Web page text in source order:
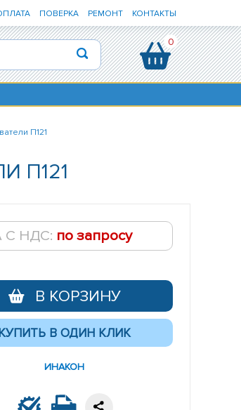
ПОВЕРКА РЕМОНТ КОНТАКТЫ
0
П121
П121
С НДС: по запросу
В КОРЗИНУ
ИНАКОН